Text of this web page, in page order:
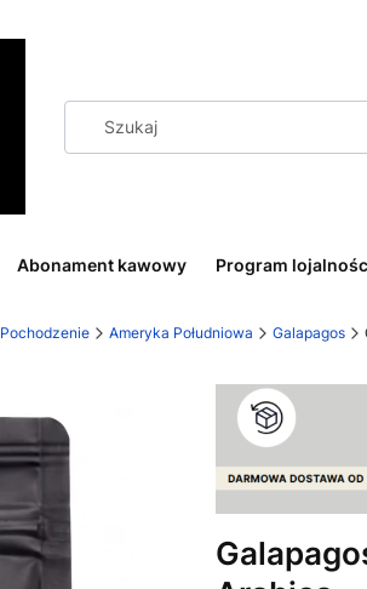
Abonament kawowy Program
Pochodzenie Ameryka Południowa Galapagos